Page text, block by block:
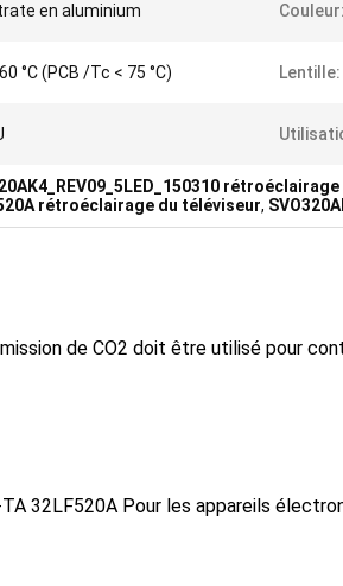
en aluminium Couleur:
°C (PCB /Tc < 75 °C) Lentille:
rétroéclairage du téléviseur,
de CO2 doit être utilisé pour
32LF520A Pour les appareils